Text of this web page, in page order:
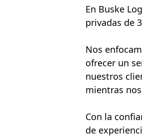
En Buske
privadas de
Nos
ofrecer un
nuestros
mientras
Con la
de